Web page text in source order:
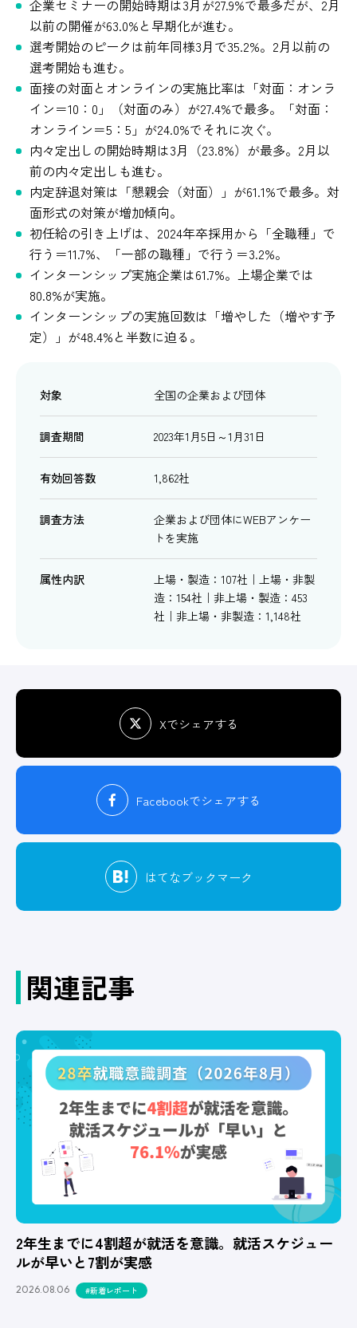
企業セミナーの開始時期は3月が27.9%で最多だが、2月
以前の開催が63.0%と早期化が進む。
選考開始のピークは前年同様3月で35.2%。2月以前の
選考開始も進む。
面接の対面とオンラインの実施比率は「対面：オンラ
イン＝10：0」（対面のみ）が27.4%で最多。「対面：
オンライン＝5：5」が24.0%でそれに次ぐ。
内々定出しの開始時期は3月（23.8%）が最多。2月以
前の内々定出しも進む。
内定辞退対策は「懇親会（対面）」が61.1%で最多。対
面形式の対策が増加傾向。
初任給の引き上げは、2024年卒採用から「全職種」で
行う＝11.7%、「一部の職種」で行う＝3.2%。
インターンシップ実施企業は61.7%。上場企業では
80.8%が実施。
インターンシップの実施回数は「増やした（増やす予
定）」が48.4%と半数に迫る。
対象 全国の企業および団体
調査期間 2023年1月5日～1月31日
有効回答数 1,862社
調査方法
企業および団体にWEBアンケー
トを実施
属性内訳
上場・製造：107社｜上場・非製
造：154社｜非上場・製造：453
社｜非上場・非製造：1,148社
Xでシェアする
Facebookでシェアする
はてなブックマーク
関連記事
2年生までに4割超が就活を意識。就活スケジュー
ルが早いと7割が実感
2026.08.06 #新着レポート